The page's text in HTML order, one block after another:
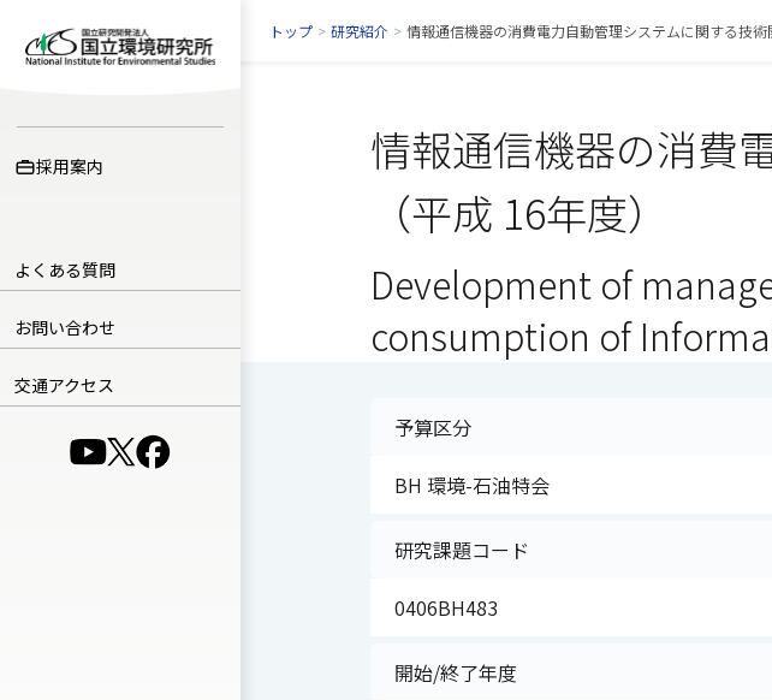
採用案内
よくある質問
お問い合わせ
交通アクセス
（別ウインドウで開きます）
（別ウインドウで開きます）
（別ウインドウで開きます）
トップ > 研究紹介 > 情報通信機器の消費電力自動管理システムに関する技術
情報通信機器の消費
（平成 16年度）
Development of
consumption of
予算区分
BH 環境-石油特会
研究課題コード
0406BH483
開始/終了年度